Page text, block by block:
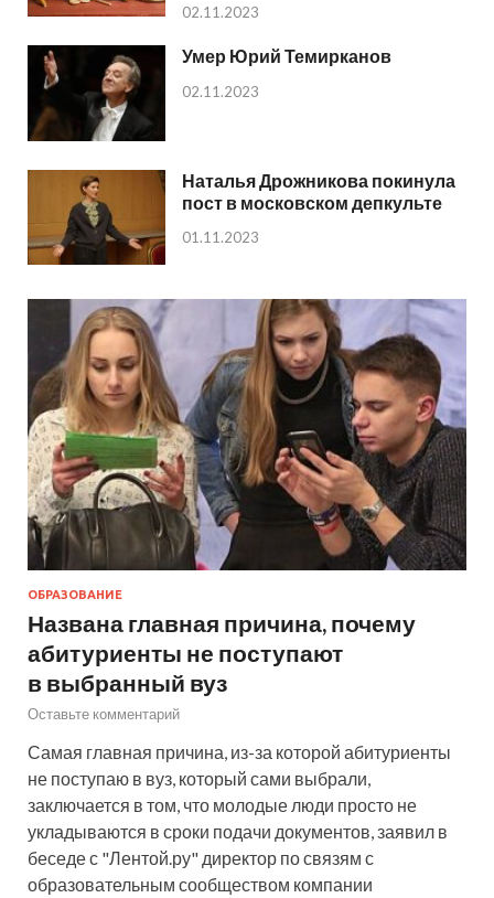
02.11.2023
Умер Юрий Темирканов
02.11.2023
Наталья Дрожникова покинула
пост в московском депкульте
01.11.2023
ОБРАЗОВАНИЕ
Названа главная причина, почему
абитуриенты не поступают
в выбранный вуз
Оставьте комментарий
Самая главная причина, из-за которой абитуриенты
не поступаю в вуз, который сами выбрали,
заключается в том, что молодые люди просто не
укладываются в сроки подачи документов, заявил в
беседе с "Лентой.ру" директор по связям с
образовательным сообществом компании